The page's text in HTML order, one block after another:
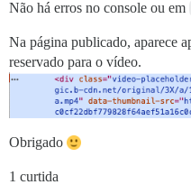
Não há erros no console ou em
Na página publicado, aparece
reservado para o vídeo.
Obrigado
1 curtida